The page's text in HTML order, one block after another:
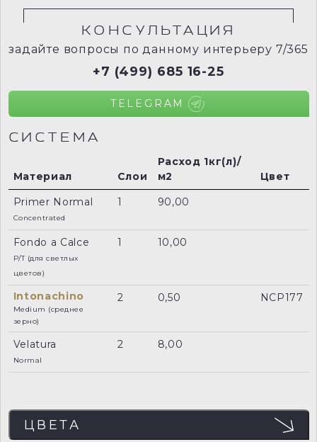
КОНСУЛЬТАЦИЯ
задайте вопросы по данному интерьеру 7/365
+7 (499) 685 16-25
TELEGRAM
СИСТЕМА
Материал Слои
Расход 1кг(л)/
м2
Цвет
Primer Normal
Concentrated
1 90,00
Fondo a Calce
P/T (для светлых
цветов)
1 10,00
Intonachino
Medium (среднее
зерно)
2 0,50 NCP177
Velatura
Normal
2 8,00
ЦВЕТА